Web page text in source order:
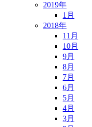
2019年
1月
2018年
11月
10月
9月
8月
7月
6月
5月
4月
3月